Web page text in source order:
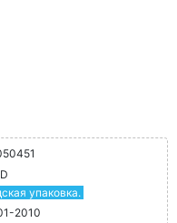
упаковка.
2010